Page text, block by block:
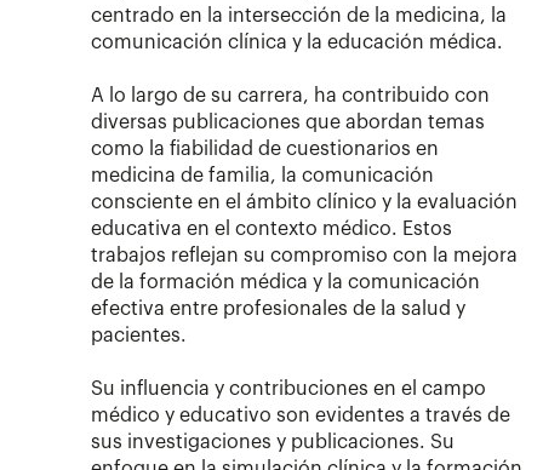
centrado en la intersección de la medicina, la
comunicación clínica y la educación médica.
A lo largo de su carrera, ha contribuido con
diversas publicaciones que abordan temas
como la fiabilidad de cuestionarios en
medicina de familia, la comunicación
consciente en el ámbito clínico y la evaluación
educativa en el contexto médico. Estos
trabajos reflejan su compromiso con la mejora
de la formación médica y la comunicación
efectiva entre profesionales de la salud y
pacientes.
Su influencia y contribuciones en el campo
médico y educativo son evidentes a través de
sus investigaciones y publicaciones. Su